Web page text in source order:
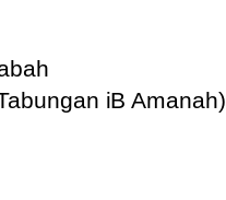
iB Amanah)